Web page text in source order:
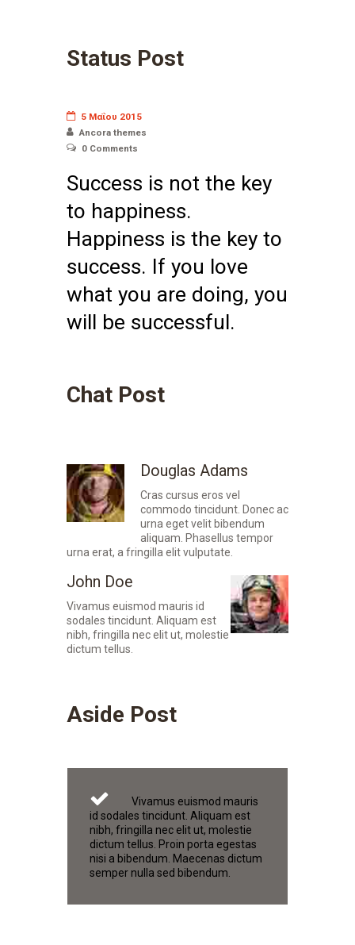
Status Post
5 Μαΐου 2015
Ancora themes
0Comments
Success is not the key
to happiness.
Happiness is the key to
success. If you love
what you are doing, you
will be successful.
Chat Post
Douglas Adams
Cras cursus eros vel
commodo tincidunt. Donec ac
urna eget velit bibendum
aliquam. Phasellus tempor
urna erat, a fringilla elit vulputate.
John Doe
Vivamus euismod mauris id
sodales tincidunt. Aliquam est
nibh, fringilla nec elit ut, molestie
dictum tellus.
Aside Post
Vivamus euismod mauris
id sodales tincidunt. Aliquam est
nibh, fringilla nec elit ut, molestie
dictum tellus. Proin porta egestas
nisi a bibendum. Maecenas dictum
semper nulla sed bibendum.